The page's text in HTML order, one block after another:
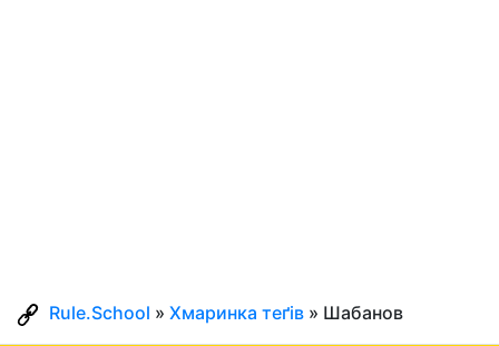
Rule.School » Хмаринка теґів » Шабанов